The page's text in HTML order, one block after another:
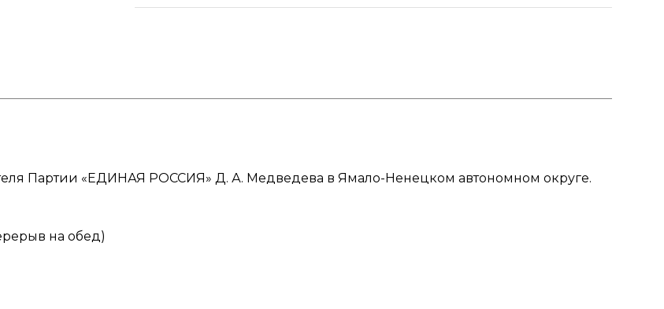
Партии «ЕДИНАЯ РОССИЯ» Д. А. Медведева в Ямало-Ненецком автономном округе.
на обед)